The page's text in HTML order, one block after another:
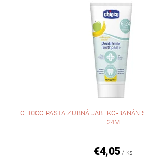
CHICCO PASTA ZUBNÁ JABLKO-BANÁN
24M
€4,05 / ks